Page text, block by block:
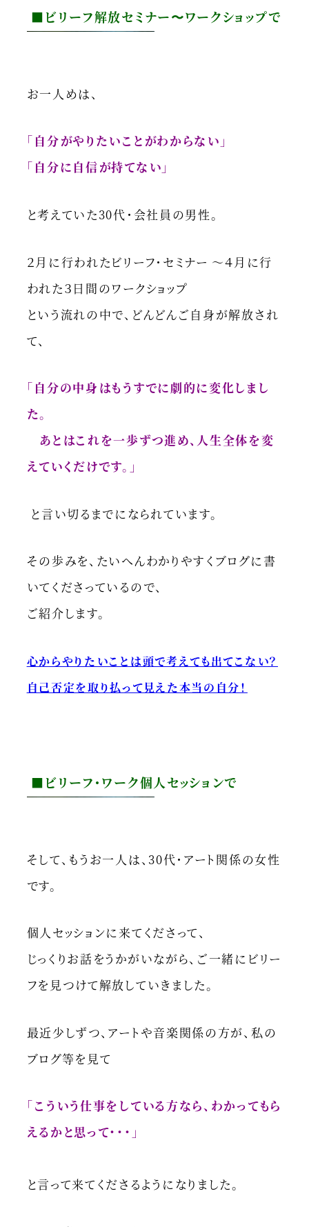
■ビリーフ解放セミナー〜ワークショップで
お一人めは、
「自分がやりたいことがわからない」
「自分に自信が持てない」
と考えていた30代・会社員の男性。
２月に行われたビリーフ・セミナー ～４月に行
われた３日間のワークショップ
という流れの中で、どんどんご自身が解放され
て、
「自分の中身はもうすでに劇的に変化しまし
た。
あとはこれを一歩ずつ進め、人生全体を変
えていくだけです。」
と言い切るまでになられています。
その歩みを、たいへんわかりやすくブログに書
いてくださっているので、
ご紹介します。
心からやりたいことは頭で考えても出てこない？
自己否定を取り払って見えた本当の自分！
■ビリーフ・ワーク個人セッションで
そして、もうお一人は、30代・アート関係の女性
です。
個人セッションに来てくださって、
じっくりお話をうかがいながら、ご一緒にビリー
フを見つけて解放していきました。
最近少しずつ、アートや音楽関係の方が、私の
ブログ等を見て
「こういう仕事をしている方なら、わかってもら
えるかと思って・・・」
と言って来てくださるようになりました。